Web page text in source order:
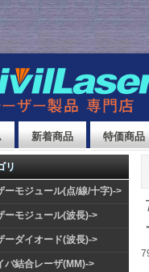
新着商品 特価商品
リ
ーモジュール(点/線/十字)->
ーモジュール(波長)->
ーダイオード(波長)->
バ結合レーザ(MM)->